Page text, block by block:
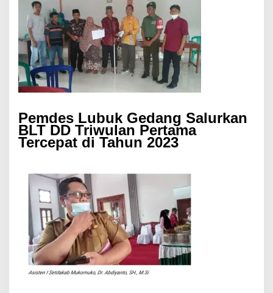
Pemdes Lubuk Gedang Salurkan
BLT DD Triwulan Pertama
Tercepat di Tahun 2023